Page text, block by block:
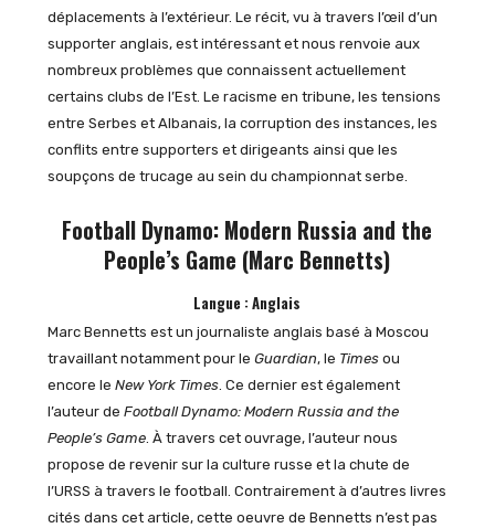
déplacements à l’extérieur. Le récit, vu à travers l’œil d’un
supporter anglais, est intéressant et nous renvoie aux
nombreux problèmes que connaissent actuellement
certains clubs de l’Est. Le racisme en tribune, les tensions
entre Serbes et Albanais, la corruption des instances, les
conflits entre supporters et dirigeants ainsi que les
soupçons de trucage au sein du championnat serbe.
Football Dynamo: Modern Russia and the
People’s Game (Marc Bennetts)
Langue : Anglais
Marc Bennetts est un journaliste anglais basé à Moscou
travaillant notamment pour le Guardian, le Timesou
encore le New York Times. Ce dernier est également
l’auteur de Football Dynamo: Modern Russia and the
People’s Game. À travers cet ouvrage, l’auteur nous
propose de revenir sur la culture russe et la chute de
l’URSS à travers le football. Contrairement à d’autres livres
cités dans cet article, cette oeuvre de Bennetts n’est pas